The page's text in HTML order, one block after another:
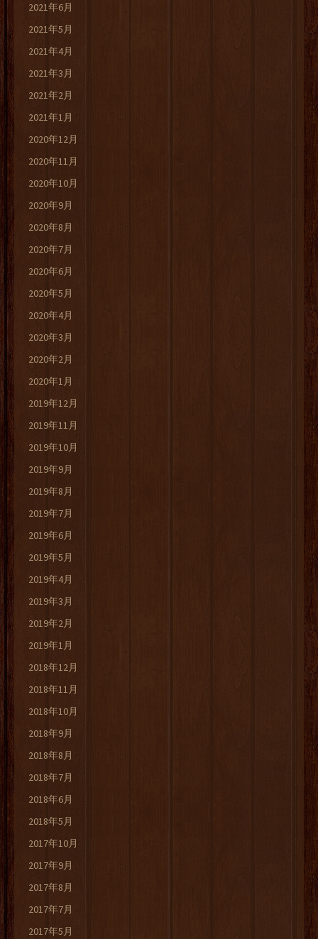
2021年6月
2021年5月
2021年4月
2021年3月
2021年2月
2021年1月
2020年12月
2020年11月
2020年10月
2020年9月
2020年8月
2020年7月
2020年6月
2020年5月
2020年4月
2020年3月
2020年2月
2020年1月
2019年12月
2019年11月
2019年10月
2019年9月
2019年8月
2019年7月
2019年6月
2019年5月
2019年4月
2019年3月
2019年2月
2019年1月
2018年12月
2018年11月
2018年10月
2018年9月
2018年8月
2018年7月
2018年6月
2018年5月
2017年10月
2017年9月
2017年8月
2017年7月
2017年5月